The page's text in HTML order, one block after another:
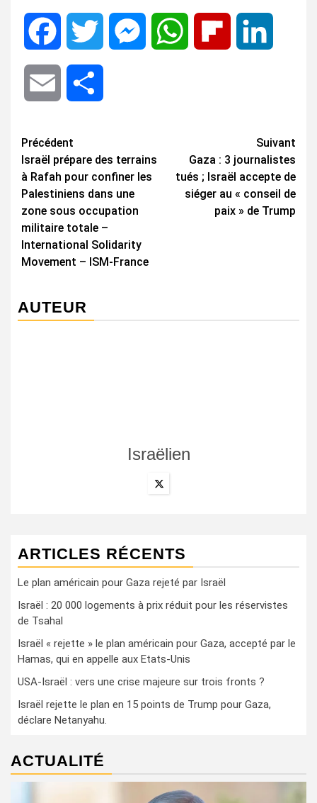
Facebook Twitter MessengerWhatsApp Flipboard
Email
Navigation
d’article
Précédent
Israël prépare des terrains
à Rafah pour confiner les
Palestiniens dans une
zone sous occupation
militaire totale –
International Solidarity
Movement – ISM-France
Suivant
Gaza : 3 journalistes
tués ; Israël accepte de
siéger au « conseil de
paix » de Trump
AUTEUR
Israëlien
ARTICLES RÉCENTS
Le plan américain pour Gaza rejeté par Israël
Israël : 20 000 logements à prix réduit pour les réservistes
de Tsahal
Israël « rejette » le plan américain pour Gaza, accepté par le
Hamas, qui en appelle aux Etats-Unis
USA-Israël : vers une crise majeure sur trois fronts ?
Israël rejette le plan en 15 points de Trump pour Gaza,
déclare Netanyahu.
ACTUALITÉ